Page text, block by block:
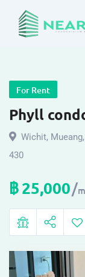
For Rent
Phyll
Wichit, Mueang,
430
฿25,000